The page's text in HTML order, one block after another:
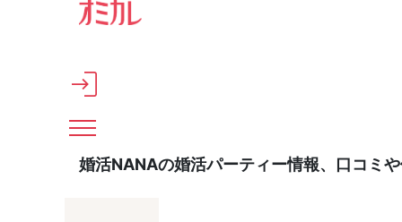
メインコンテンツへスキップ
婚活NANAの婚活パーティー情報、口コミ